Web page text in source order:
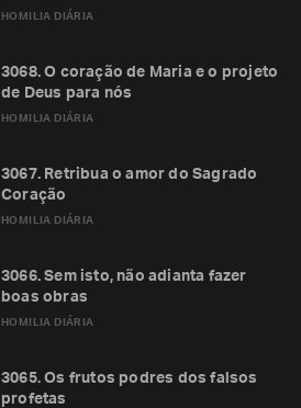
HOMILIA DIÁRIA
HOMILIA DIÁRIA
3068. O coração de Maria e o projeto
de Deus para nós
HOMILIA DIÁRIA
3067. Retribua o amor do Sagrado
Coração
HOMILIA DIÁRIA
3066. Sem isto, não adianta fazer
boas obras
3065. Os frutos podres dos falsos
profetas